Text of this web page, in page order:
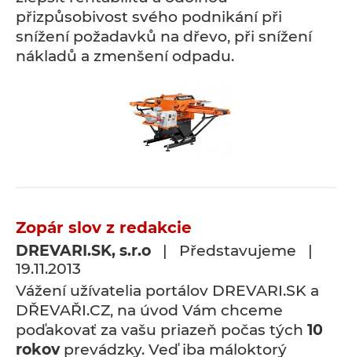
přizpůsobivost svého podnikání při
snížení požadavků na dřevo, při snížení
nákladů a zmenšení odpadu.
Zopár slov z redakcie
DREVARI.SK, s.r.o | Představujeme |
19.11.2013
Vážení užívatelia portálov DREVARI.SK a
DŘEVAŘI.CZ, na úvod Vám chceme
poďakovať za vašu priazeň počas tých 10
rokovprevádzky. Veď iba máloktorý